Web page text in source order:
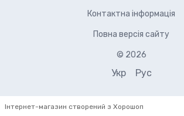
Контактна інформація
Повна версія сайту
© 2026
Укр Рус
Інтернет-магазин створений з Хорошоп